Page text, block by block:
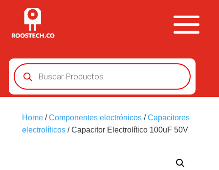
Búsqueda
de
productos
Home/Componentes electrónicos/Capacitores
electrolíticos/ Capacitor Electrolítico 100uF 50V